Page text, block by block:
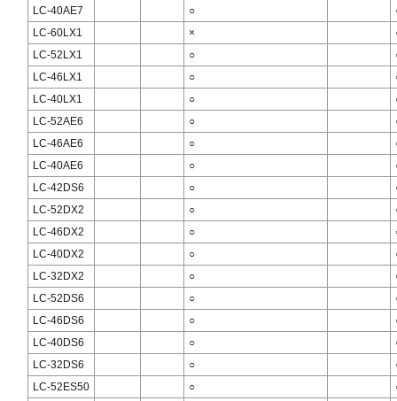
LC-40AE7 ○
LC-60LX1
×
LC-52LX1
○
LC-46LX1
○
LC-40LX1
○
LC-52AE6
○
LC-46AE6
○
LC-40AE6
○
LC-42DS6
○
LC-52DX2
○
LC-46DX2
○
LC-40DX2
○
LC-32DX2
○
LC-52DS6
○
LC-46DS6
○
LC-40DS6
○
LC-32DS6
○
LC-52ES50
○